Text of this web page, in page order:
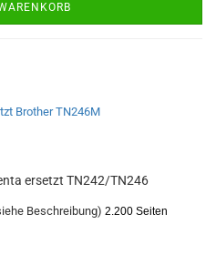
ersetzt TN242/TN246
Beschreibung) 2.200 Seiten